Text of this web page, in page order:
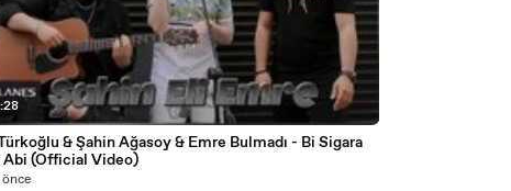
& Şahin Ağasoy & Emre Bulmadı - Bi Sigara
Abi (Official Video)
önce